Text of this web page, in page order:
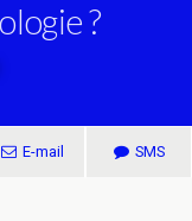
?
E-mail SMS